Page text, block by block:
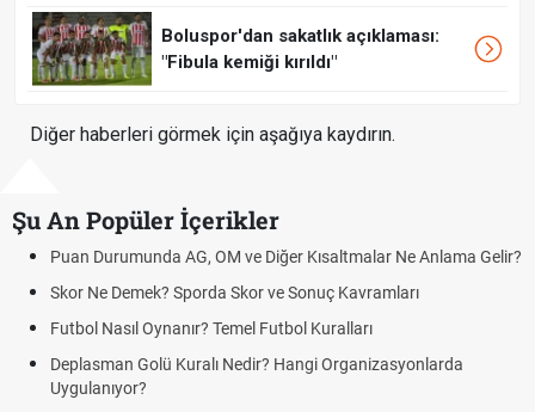
Boluspor'dan sakatlık açıklaması:
"Fibula kemiği kırıldı"
Diğer haberleri görmek için aşağıya kaydırın.
Şu An Popüler İçerikler
Puan Durumunda AG, OM ve Diğer Kısaltmalar Ne Anlama Gelir?
Skor Ne Demek? Sporda Skor ve Sonuç Kavramları
Futbol Nasıl Oynanır? Temel Futbol Kuralları
Deplasman Golü Kuralı Nedir? Hangi Organizasyonlarda
Uygulanıyor?